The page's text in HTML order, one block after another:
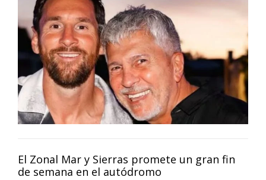
El Zonal Mar y Sierras promete un gran fin
de semana en el autódromo